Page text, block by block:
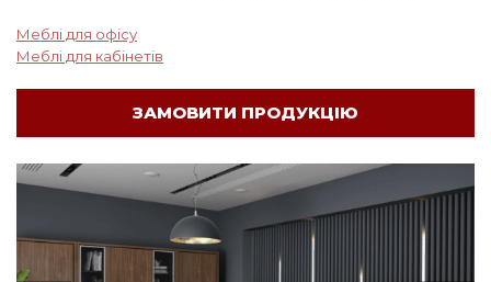
Меблі для офісу
Меблі для кабінетів
ЗАМОВИТИ ПРОДУКЦІЮ